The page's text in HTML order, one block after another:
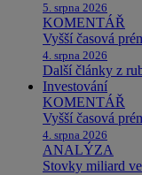
5. srpna 2026
KOMENTÁŘ
Vyšší časová
4. srpna 2026
Další články z
Investování
KOMENTÁŘ
Vyšší časová
4. srpna 2026
ANALÝZA
Stovky miliard